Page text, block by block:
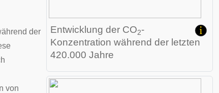
Entwicklung der CO2-
Konzentration während der letzten
420.000 Jahre
der
von